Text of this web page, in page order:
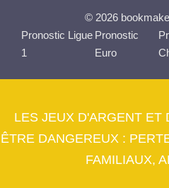
© 2026
Pronostic Ligue
1
Pronostic
Euro
LES JEUX D'ARGENT ET
ÊTRE DANGEREUX :
FAMILIAUX,